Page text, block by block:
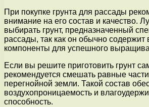
При покупке грунта для рассады
внимание на его состав и качество.
выбирать грунт, предназначенный
рассады, так как он обычно
компоненты для успешного
Если вы решите приготовить грунт
рекомендуется смешать равные
перегнойной земли. Такой состав
воздухопроницаемость и
способность.